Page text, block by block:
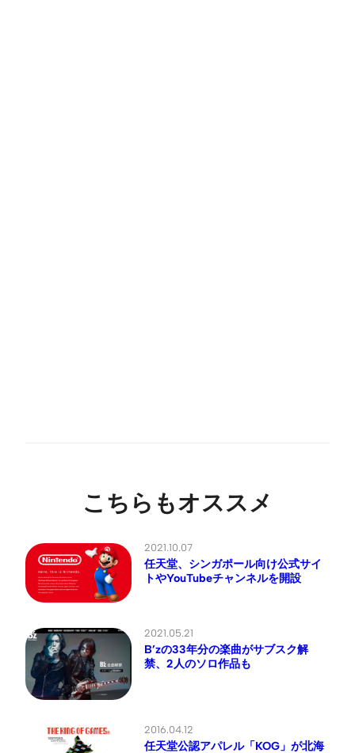
こちらもオススメ
2021.10.07
任天堂、シンガポール向け公式サイ
トやYouTubeチャンネルを開設
2021.05.21
B’zの33年分の楽曲がサブスク解
禁、2人のソロ作品も
2016.04.12
任天堂公認アパレル「KOG」が北海